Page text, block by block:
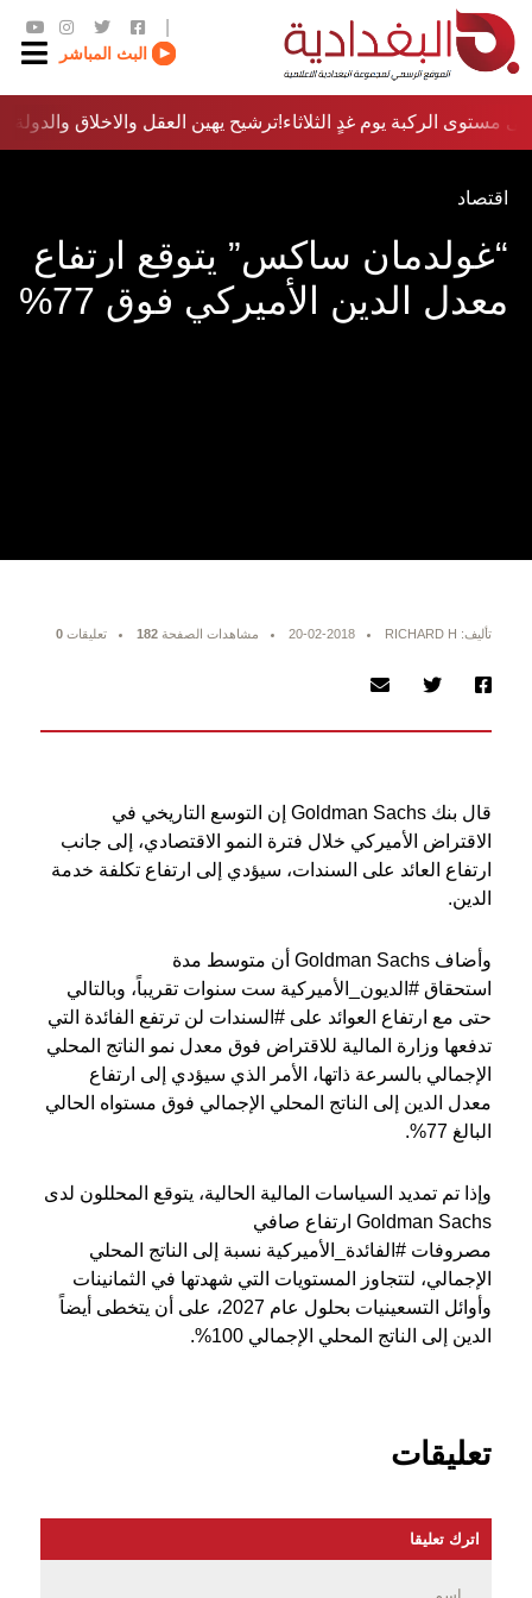
البث المباشر
ترشيح يهين العقل والاخلاق والدولة…؟!مستوى الركبة يوم غدٍ الثلاثاء
اقتصاد
“غولدمان ساكس” يتوقع ارتفاع
معدل الدين الأميركي فوق 77%
تأليف: RICHARD H 20-02-2018 مشاهدات الصفحة 182 تعليقات 0
قال بنك Goldman Sachs إن التوسع التاريخي في
الاقتراض الأميركي خلال فترة النمو الاقتصادي، إلى جانب
ارتفاع العائد على السندات، سيؤدي إلى ارتفاع تكلفة خدمة
الدين.
وأضاف Goldman Sachs أن متوسط ​​مدة
استحقاق #الديون_الأميركية ست سنوات تقريباً، وبالتالي
حتى مع ارتفاع العوائد على #السندات لن ترتفع الفائدة التي
تدفعها وزارة المالية للاقتراض فوق معدل نمو الناتج المحلي
الإجمالي بالسرعة ذاتها، الأمر الذي سيؤدي إلى ارتفاع
معدل الدين إلى الناتج المحلي الإجمالي فوق مستواه الحالي
البالغ 77%.
وإذا تم تمديد السياسات المالية الحالية، يتوقع المحللون لدى
Goldman Sachs ارتفاع صافي
مصروفات #الفائدة_الأميركية نسبة إلى الناتج المحلي
الإجمالي، لتتجاوز المستويات التي شهدتها في الثمانينات
وأوائل التسعينيات بحلول عام 2027، على أن يتخطى أيضاً
الدين إلى الناتج المحلي الإجمالي 100%.
تعليقات
اترك تعليقا